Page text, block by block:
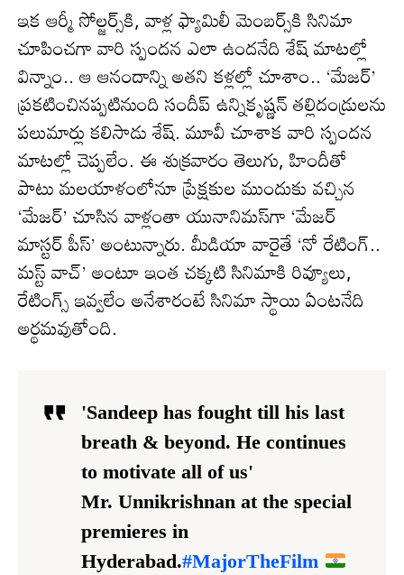
ఇక ఆర్మీ సోల్జర్స్‌కి, వాళ్ల ఫ్యామిలీ మెంబర్స్‌కి సినిమా
చూపించగా వారి స్పందన ఎలా ఉందనేది శేష్ మాటల్లో
విన్నాం.. ఆ ఆనందాన్ని అతని కళ్లల్లో చూశాం.. ‘మేజర్’
ప్రకటించినప్పటినుంది సందీప్ ఉన్నికృష్ణన్ తల్లిదండ్రులను
పలుమార్లు కలిసాడు శేష్. మూవీ చూశాక వారి స్పందన
మాటల్లో చెప్పలేం. ఈ శుక్రవారం తెలుగు, హిందీతో
పాటు మలయాళంలోనూ ప్రేక్షకుల ముందుకు వచ్చిన
‘మేజర్’ చూసిన వాళ్లంతా యునానిమస్‌గా ‘మేజర్
మాస్టర్ పీస్’ అంటున్నారు. మీడియా వారైతే ‘నో రేటింగ్..
మస్ట్ వాచ్’ అంటూ ఇంత చక్కటి సినిమాకి రివ్యూలు,
రేటింగ్స్ ఇవ్వలేం అనేశారంటే సినిమా స్థాయి ఏంటనేది
అర్థమవుతోంది.
'Sandeep has fought till his last
breath & beyond. He continues
to motivate all of us'
Mr. Unnikrishnan at the special
premieres in
Hyderabad.#MajorTheFilm